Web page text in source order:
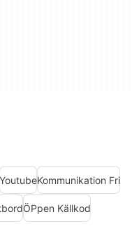
YoutubeKommunikation Fri
ÖPpen Källkod